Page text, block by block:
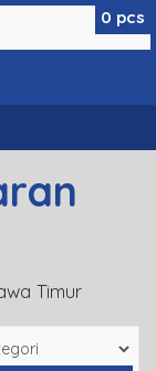
Timur
0 pcs